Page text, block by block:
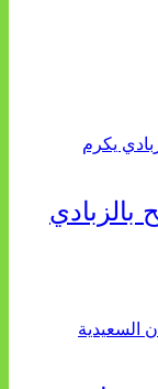
بالزبادي